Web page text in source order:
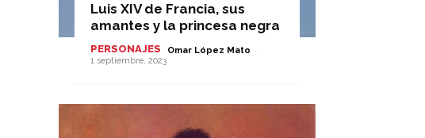
Luis XIV de Francia, sus
amantes y la princesa negra
PERSONAJES Omar López Mato -
1 septiembre, 2023